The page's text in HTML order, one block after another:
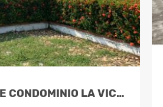
VENDO CASA EN RICAURTE CONDOMINIO LA VICTORIA